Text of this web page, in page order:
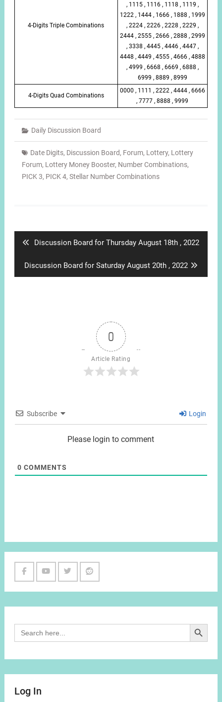
4-Digits Triple Combinations
, 1115 , 1116 , 1118 , 1119 ,
1222 , 1444 , 1666 , 1888 , 1999
, 2224 , 2226 , 2228 , 2229 ,
2444 , 2555 , 2666 , 2888 , 2999
, 3338 , 4445 , 4446 , 4447 ,
4448 , 4449 , 4555 , 4666 , 4888
, 4999 , 6668 , 6669 , 6888 ,
6999 , 8889 , 8999
4-Digits Quad Combinations
0000 , 1111 , 2222 , 4444 , 6666
, 7777 , 8888 , 9999
Daily Discussion Board
Date Digits, Discussion Board, Forum, Lottery, Lottery
Forum, Lottery Money Booster, Number Combinations,
PICK 3, PICK 4, Stellar Number Combinations
Previous
Discussion Board for Thursday August 18th , 2022
Next
post:
Discussion Board for Saturday August 20th , 2022
0
Article Rating
Subscribe Login
Please login to comment
0 COMMENTS
Search
for:
Search Button
Log In